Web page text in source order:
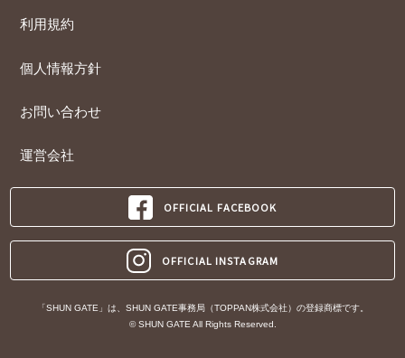
利用規約
個人情報方針
お問い合わせ
運営会社
OFFICIAL FACEBOOK
OFFICIAL INSTAGRAM
「SHUN GATE」は、SHUN GATE事務局（TOPPAN株式会社）の登録商標です。
© SHUN GATE All Rights Reserved.